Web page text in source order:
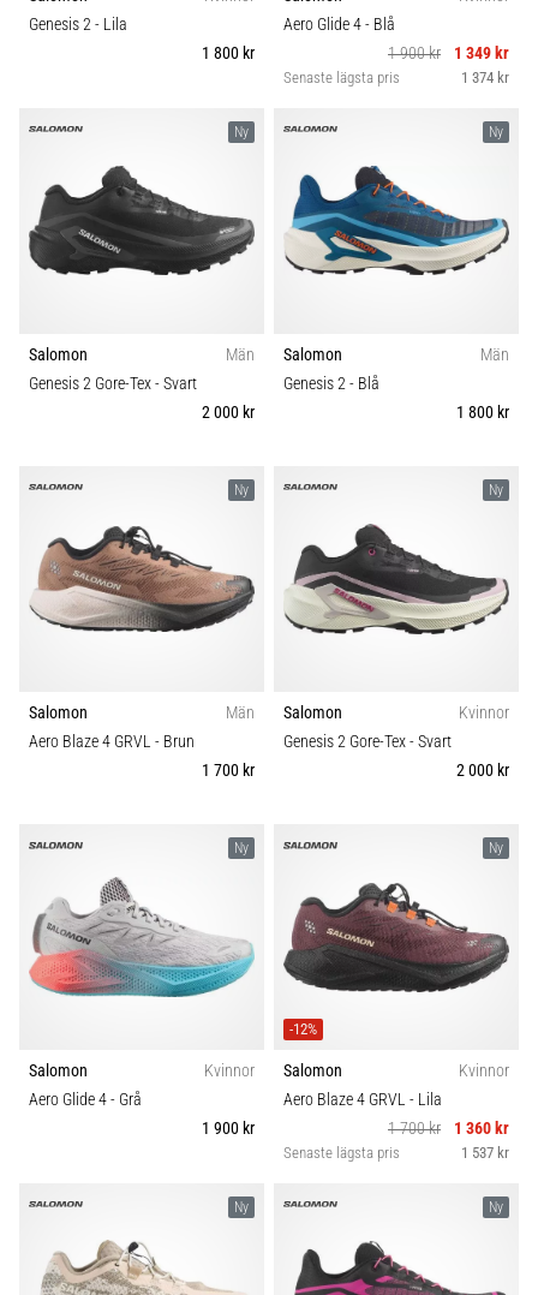
Hur
var
det…
6. 8. 2026
Löparknä:
Orsaker,
åtgärder
även
känt
som
iliotibialbandssyndrom
ett
mycket
löpare
Vad…
artiklar
Komfort och dämpning
Genesis 2- Lila
1 800 kr
Aero Glide 4- Blå
1 900 kr
1 349 kr
Senaste lägsta pris 1 374 kr
Ny
Salomon
Män
Genesis 2 Gore-Tex- Svart
2 000 kr
Ny
Salomon
Män
Genesis 2- Blå
1 800 kr
Ny
Salomon
Män
Aero Blaze 4 GRVL - Brun
1 700 kr
Ny
Salomon
Kvinnor
Genesis 2 Gore-Tex- Svart
2 000 kr
Ny
Salomon
Kvinnor
Aero Glide 4- Grå
1 900 kr
Ny
-12%
Salomon
Kvinnor
Aero Blaze 4 GRVL - Lila
1 700 kr
1 360 kr
Senaste lägsta pris 1 537 kr
Ny Ny